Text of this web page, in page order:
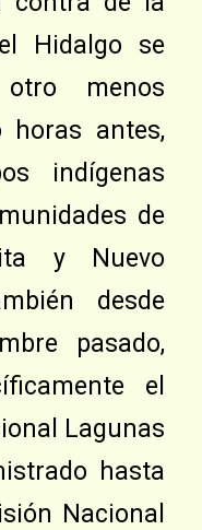
Hidalgo se
menos
horas antes,
indígenas
de
y Nuevo
desde
pasado,
el
Lagunas
hasta
Nacional